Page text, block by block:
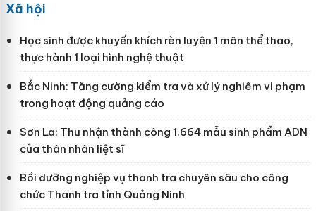
Xã hội
Học sinh được khuyến khích rèn luyện 1 môn thể thao,
thực hành 1 loại hình nghệ thuật
Bắc Ninh: Tăng cường kiểm tra và xử lý nghiêm vi phạm
trong hoạt động quảng cáo
Sơn La: Thu nhận thành công 1.664 mẫu sinh phẩm ADN
của thân nhân liệt sĩ
Bồi dưỡng nghiệp vụ thanh tra chuyên sâu cho công
chức Thanh tra tỉnh Quảng Ninh